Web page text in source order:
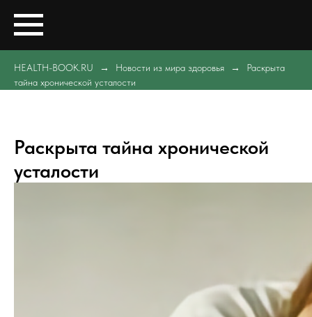
HEALTH-BOOK.RU Новости из мира здоровья
Раскрыта
тайна хронической усталости
Раскрыта тайна хронической
усталости